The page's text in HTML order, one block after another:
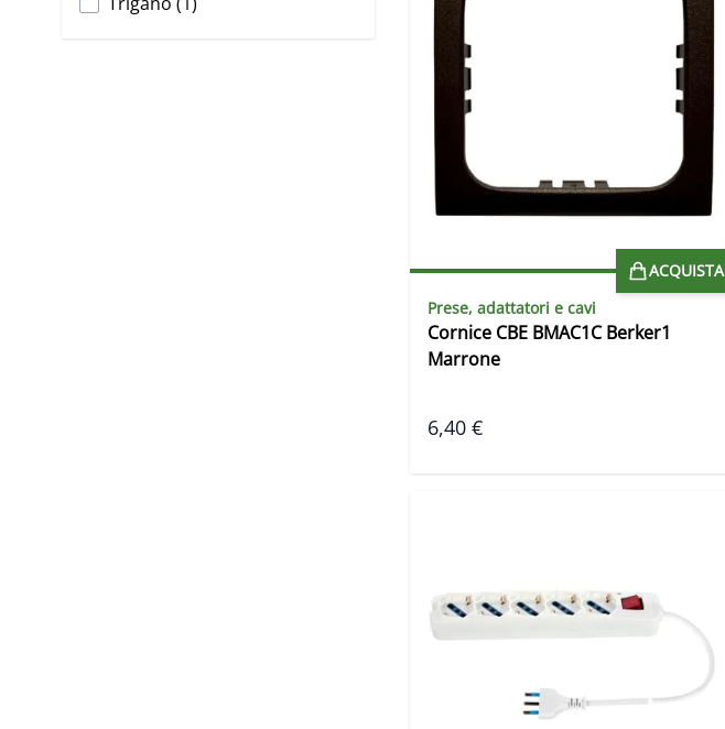
ACQUISTA
Prese, adattatori e cavi
Cornice CBE BMAC1C Berker1
Marrone
6,40 €